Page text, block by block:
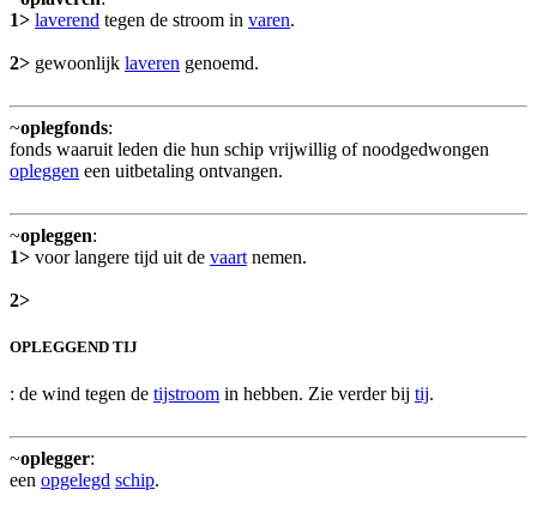
1> laverend tegen de stroom in varen.
2> gewoonlijk laveren genoemd.
~oplegfonds:
fonds waaruit leden die hun schip vrijwillig of noodgedwongen
opleggen een uitbetaling ontvangen.
~opleggen:
1> voor langere tijd uit de vaart nemen.
2>
OPLEGGEND TIJ
: de wind tegen de tijstroom in hebben. Zie verder bij tij.
~oplegger:
een opgelegd schip.